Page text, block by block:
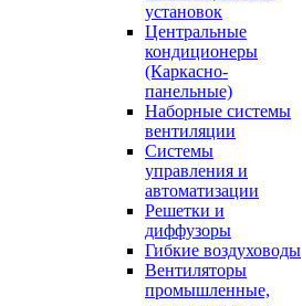
установок
Центральные
кондиционеры
(Каркасно-
панельные)
Наборные системы
вентиляции
Системы
управления и
автоматизации
Решетки и
диффузоры
Гибкие воздуховоды
Вентиляторы
промышленные,